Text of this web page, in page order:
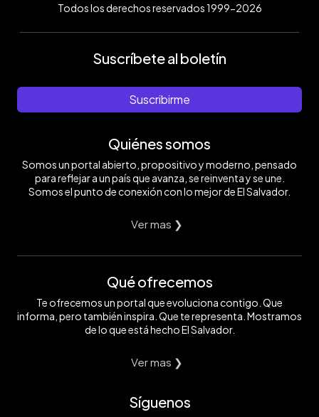
Todos los derechos reservados 1999-2026
Suscríbete al boletín
Suscribirme
Quiénes somos
Somos un portal abierto, propositivo y moderno, pensado
para reflejar a un país que avanza, se reinventa y se une.
Somos el punto de conexión con lo mejor de El Salvador.
Ver mas ❯
Qué ofrecemos
Te ofrecemos un portal que evoluciona contigo. Que
informa, pero también inspira. Que te representa. Mostramos
de lo que está hecho El Salvador.
Ver mas ❯
Síguenos